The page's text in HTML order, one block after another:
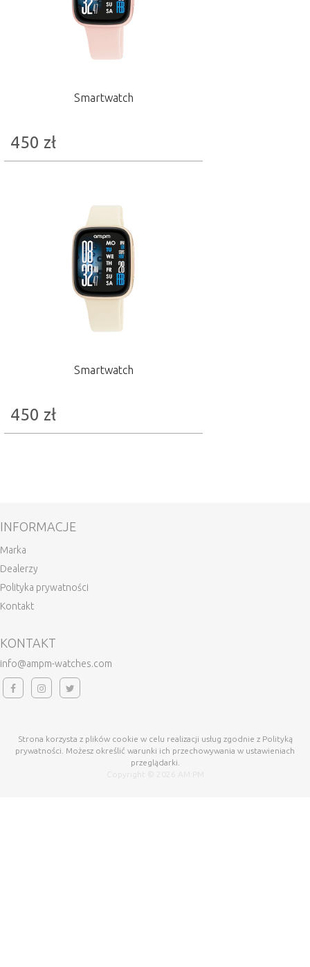
Smartwatch
450 zł
Smartwatch
450 zł
INFORMACJE
Marka
Dealerzy
Polityka prywatności
Kontakt
KONTAKT
info@ampm-watches.com
Strona korzysta z plików cookie w celu realizacji usług zgodnie z Polityką
prywatności. Możesz określić warunki ich przechowywania w ustawieniach
przeglądarki.